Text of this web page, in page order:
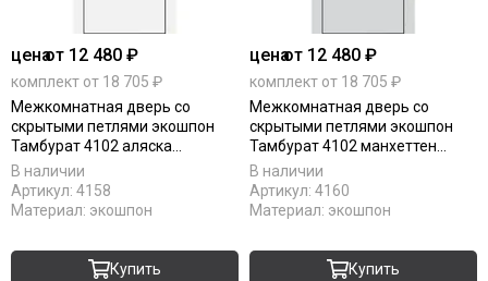
ценаот 12 480 ₽
комплект от 18 705 ₽
Межкомнатная дверь со
скрытыми петлями экошпон
Тамбурат 4102 аляска
алюминиевая кромка чёрная
матовая глухая
В наличии
Артикул: 4158
Материал: экошпон
Купить
ценаот 12 480 ₽
комплект от 18 705 ₽
Межкомнатная дверь со
скрытыми петлями экошпон
Тамбурат 4102 манхеттен
алюминиевая кромка чёрная
матовая глухая
В наличии
Артикул: 4160
Материал: экошпон
Купить